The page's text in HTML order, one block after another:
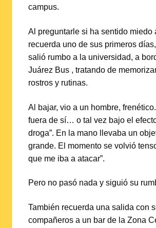
campus.
Al preguntarle si ha sentido miedo
recuerda uno de sus primeros
salió rumbo a la universidad, a
Juárez Bus , tratando de
rostros y rutinas.
Al bajar, vio a un hombre,
fuera de sí… o tal vez bajo el
droga”. En la mano llevaba un
grande. El momento se volvió
que me iba a atacar”.
Pero no pasó nada y siguió su
También recuerda una salida con
compañeros a un bar de la Zona